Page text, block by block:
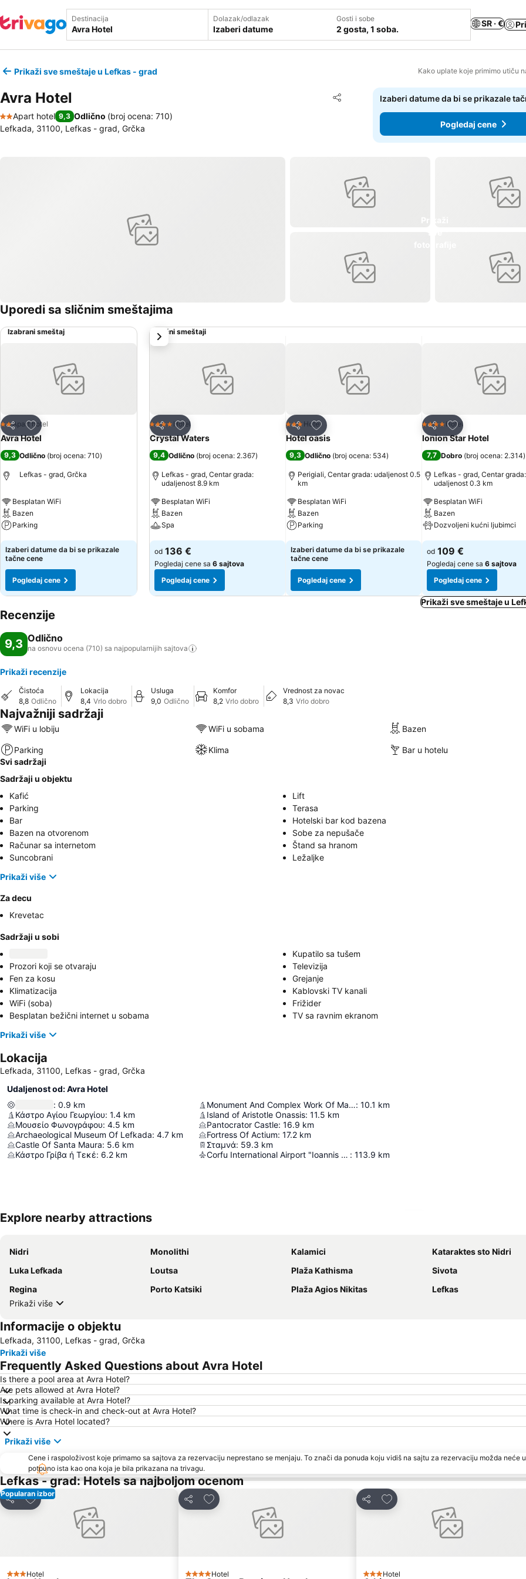
Destinacija Dolazak/odlazak
Izaberi datume
Gosti i sobe
2 gosta, 1 soba.
SR · €
Prikaži sve smeštaje u Lefkas - grad Kako uplate koje primimo utiču
Avra Hotel Deli
Dodati u favorite
2 Zvezdice
Apart hotel 9,3 Odlično (broj ocena: 710)
Lefkada, 31100, Lefkas - grad, Grčka
Izaberi datume da bi se prikazale
Pogledaj cene
Uporedi sa sličnim smeštajima
Izabrani smeštaj
Deli
Dodati u favorite
2 Zvezdice
Apart hotel
Avra Hotel
9,3 Odlično (broj ocena: 710)
Lefkas - grad, Grčka
Besplatan WiFi
Bazen
Parking
Pogledaj cene
Izaberi datume da bi se prikazale
tačne cene
Pogledaj cene
Slični smeštaji
Deli
Dodati u favorite
4 Zvezdice
Hotel
Crystal Waters
9,4 Odlično (broj ocena: 2.367)
Lefkas - grad, Centar grada:
udaljenost 8.9 km
Besplatan WiFi
Bazen
Spa
Pogledaj cene
od 136 €
Pogledaj cene sa 6 sajtova
Pogledaj cene
Deli
Dodati u favorite
3 Zvezdice
Hotel
Hotel oasis
9,3 Odlično (broj ocena: 534)
Perigiali, Centar grada: udaljenost 0.5
km
Besplatan WiFi
Bazen
Parking
Pogledaj cene
Izaberi datume da bi se prikazale
tačne cene
Pogledaj cene
Deli
Dodati u favorite
4 Zvezdice
Hotel
Ionion Star Hotel
7,7 Dobro (broj ocena: 2.314)
Lefkas - grad, Centar grada:
udaljenost 0.3 km
Besplatan WiFi
Bazen
Dozvoljeni kućni ljubimci
Pogledaj cene
od 109 €
Pogledaj cene sa 6 sajtova
Pogledaj cene
sledeće
Prikaži sve smeštaje u
Recenzije
9,3 Odlično
na osnovu ocena (710) sa najpopularnijih sajtova
Prikaži recenzije
Čistoća
8,8 Odlično
Lokacija
8,4 Vrlo dobro
Usluga
9,0 Odlično
Komfor
8,2 Vrlo dobro
Vrednost za novac
8,3 Vrlo dobro
Najvažniji sadržaji
WiFi u lobiju WiFi u sobama Bazen
Parking Klima
Bar u hotelu
Svi sadržaji
Sadržaji u objektu
Kafić
Lift
Parking
Terasa
Bar
Hotelski bar kod bazena
Bazen na otvorenom
Sobe za nepušače
Računar sa internetom
Štand sa hranom
Suncobrani
Ležaljke
Prikaži više
Za decu
Krevetac
Sadržaji u sobi
Kupatilo sa tušem
Prozori koji se otvaraju
Televizija
Fen za kosu
Grejanje
Klimatizacija
Kablovski TV kanali
WiFi (soba)
Frižider
Besplatan bežični internet u sobama
TV sa ravnim ekranom
Prikaži više
Lokacija
Lefkada, 31100, Lefkas - grad, Grčka
Udaljenost od: Avra Hotel
: 0.9 km
Κάστρο Αγίου Γεωργίου: 1.4 km
Μουσείο Φωνογράφου: 4.5 km
Archaeological Museum Of Lefkada: 4.7 km
Castle Of Santa Maura: 5.6 km
Κάστρο Γρίβα ή Τεκέ: 6.2 km
Monument And Complex Work Of Man And Nature: 10.1 km
Island of Aristotle Onassis: 11.5 km
Pantocrator Castle: 16.9 km
Fortress Of Actium: 17.2 km
Σταμνά: 59.3 km
Corfu International Airport "Ioannis Kapodistrias" : 113.9 km
Explore nearby attractions
Nidri Monolithi Kalamici
Kataraktes sto Nidri
Luka Lefkada
Loutsa Plaža Kathisma
Sivota
Regina
Porto Katsiki Plaža Agios Nikitas
Lefkas
Prikaži više
Informacije o objektu
Lefkada, 31100, Lefkas - grad, Grčka
Prikaži više
Frequently Asked Questions about Avra Hotel
Is there a pool area at Avra Hotel?
Are pets allowed at Avra Hotel?
Is parking available at Avra Hotel?
What time is check-in and check-out at Avra Hotel?
Where is Avra Hotel located?
Prikaži više
Cene i raspoloživost koje primamo sa sajtova za rezervaciju neprestano se menjaju. To znači da ponuda koju vidiš na sajtu za rezervaciju možda neće
potpuno ista kao ona koja je bila prikazana na trivagu.
Lefkas - grad: Hotels sa najboljom ocenom
Popularan izbor
Deli
Dodati u favorite
Hotel
Deli
Dodati u favorite
Hotel
Deli
Dodati u favorite
Hotel